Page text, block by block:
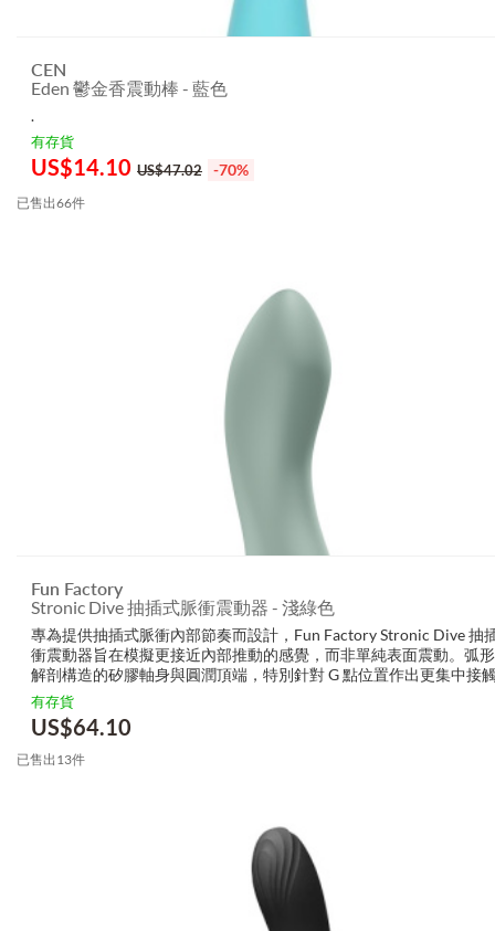
CEN
Eden 鬱金香震動棒 - 藍色
.
有存貨
US$14.10 US$47.02 -70%
已售出66件
Fun Factory
Stronic Dive 抽插式脈衝震動器 - 淺綠色
專為提供抽插式脈衝內部節奏而設計，Fun Factory Stronic Dive 抽
衝震動器旨在模擬更接近內部推動的感覺，而非單純表面震動。弧
解剖構造的矽膠軸身與圓潤頂端，特別針對 G 點位置作出更集中接
STRONIC 抽插機制能產生流暢、節奏感強的前後推動，結合震動功
有存貨
US$64.10
已售出13件